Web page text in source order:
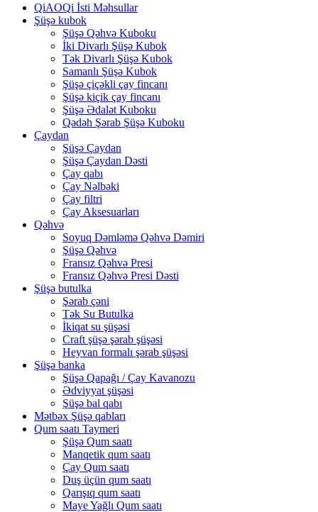
QiAOQi İsti Məhsullar
Şüşə kubok
Şüşə Qəhvə Kuboku
İki Divarlı Şüşə Kubok
Tək Divarlı Şüşə Kubok
Samanlı Şüşə Kubok
Şüşə çiçəkli çay fincanı
Şüşə kiçik çay fincanı
Şüşə Ədalət Kuboku
Qədəh Şərab Şüşə Kuboku
Çaydan
Şüşə Çaydan
Şüşə Çaydan Dəsti
Çay qabı
Çay Nəlbəki
Çay filtri
Çay Aksesuarları
Qəhvə
Soyuq Dəmləmə Qəhvə Dəmiri
Şüşə Qəhvə
Fransız Qəhvə Presi
Fransız Qəhvə Presi Dəsti
Şüşə butulka
Şərab çəni
Tək Su Butulka
İkiqat su şüşəsi
Craft şüşə şərab şüşəsi
Heyvan formalı şərab şüşəsi
Şüşə banka
Şüşə Qapağı / Çay Kavanozu
Ədviyyat şüşəsi
Şüşə bal qabı
Mətbəx Şüşə qabları
Qum saatı Taymeri
Şüşə Qum saatı
Manqetik qum saatı
Çay Qum saatı
Duş üçün qum saatı
Qarışıq qum saatı
Maye Yağlı Qum saatı